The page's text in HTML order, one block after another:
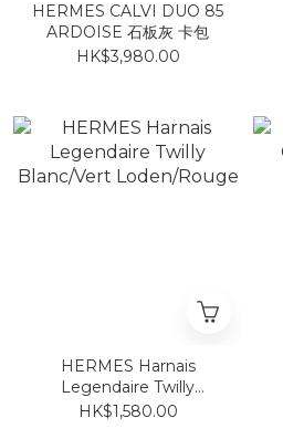
HERMES CALVI DUO 85
ARDOISE 石板灰 卡包
HK$3,980.00
HERMES Harnais
Legendaire Twilly
Blanc/Vert Loden/Rouge
HK$1,580.00